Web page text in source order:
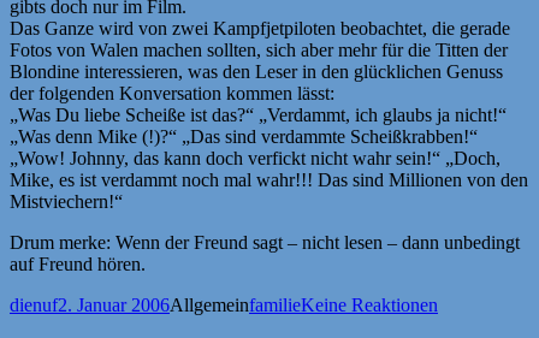
gibts doch nur im Film.
Das Ganze wird von zwei Kampfjetpiloten beobachtet, die gerade
Fotos von Walen machen sollten, sich aber mehr für die Titten der
Blondine interessieren, was den Leser in den glücklichen Genuss
der folgenden Konversation kommen lässt:
„Was Du liebe Scheiße ist das?“ „Verdammt, ich glaubs ja nicht!“
„Was denn Mike (!)?“ „Das sind verdammte Scheißkrabben!“
„Wow! Johnny, das kann doch verfickt nicht wahr sein!“ „Doch,
Mike, es ist verdammt noch mal wahr!!! Das sind Millionen von den
Mistviechern!“
Drum merke: Wenn der Freund sagt – nicht lesen – dann unbedingt
auf Freund hören.
Autor
dienufVeröffentlicht
2. Januar 2006Kategorien
AllgemeinSchlagwörter
familieKeine Reaktionen